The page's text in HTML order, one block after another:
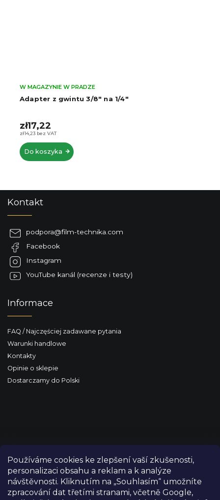
Používáme cookies ke zlepšení vaší zkušenosti,
personalizaci obsahu a reklam a k analýze
návštěvnosti. Kliknutím na „Souhlasím“ umožníte
zpracování dat třetími stranami, včetně Google,
Adapter z gwintu 3/8" na 1/4"
W MAGAZYNIE W PRADZE
zł14,23 bez VAT
zł17,22
Do koszyka
Kontakt
podpora@film-technika.com
Facebook
Instagram
YouTube kanál (recenze i testy)
Informace
FAQ / Najczęściej zadawane pytania
Warunki handlowe
Kontakty
Opinie o sklepie
Dostarczamy do Polski